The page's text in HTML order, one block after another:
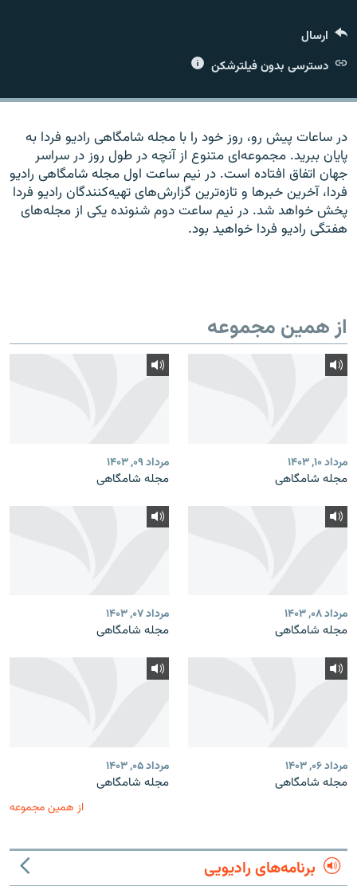
زبان‌های دیگر
ارسال
دسترسی بدون فیلترشکن
در ساعات پیش رو، روز خود را با مجله شامگاهی رادیو فردا به
پایان ببرید. مجموعه‌ای متنوع از آنچه در طول روز در سراسر
جهان اتفاق افتاده است. در نیم ساعت اول مجله شامگاهی رادیو
فردا، آخرین خبرها و تازه‌ترین گزارش‌های تهیه‌کنندگان رادیو فردا
پخش خواهد شد. در نیم ساعت دوم شنونده یکی از مجله‌های
هفتگی رادیو فردا خواهید بود.
از همین مجموعه
مرداد ۱۰, ۱۴۰۳
مجله شامگاهی
مرداد ۰۹, ۱۴۰۳
مجله شامگاهی
مرداد ۰۸, ۱۴۰۳
مجله شامگاهی
مرداد ۰۷, ۱۴۰۳
مجله شامگاهی
مرداد ۰۶, ۱۴۰۳
مجله شامگاهی
مرداد ۰۵, ۱۴۰۳
مجله شامگاهی
از همین مجموعه
برنامه‌های رادیویی